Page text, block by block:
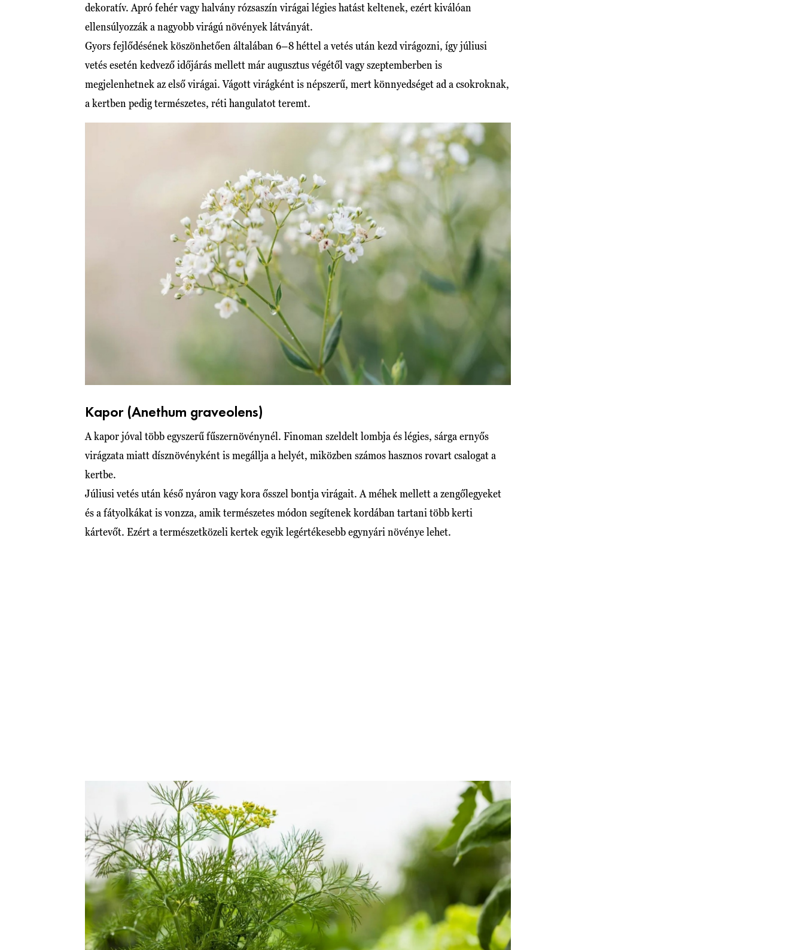
dekoratív. Apró fehér vagy halvány rózsaszín virágai légies hatást keltenek, ezért kiválóan
ellensúlyozzák a nagyobb virágú növények látványát.
Gyors fejlődésének köszönhetően általában 6–8 héttel a vetés után kezd virágozni, így júliusi
vetés esetén kedvező időjárás mellett már augusztus végétől vagy szeptemberben is
megjelenhetnek az első virágai. Vágott virágként is népszerű, mert könnyedséget ad a csokroknak,
a kertben pedig természetes, réti hangulatot teremt.
Kapor (Anethum graveolens)
A kapor jóval több egyszerű fűszernövénynél. Finoman szeldelt lombja és légies, sárga ernyős
virágzata miatt dísznövényként is megállja a helyét, miközben számos hasznos rovart csalogat a
kertbe.
Júliusi vetés után késő nyáron vagy kora ősszel bontja virágait. A méhek mellett a zengőlegyeket
és a fátyolkákat is vonzza, amik természetes módon segítenek kordában tartani több kerti
kártevőt. Ezért a természetközeli kertek egyik legértékesebb egynyári növénye lehet.